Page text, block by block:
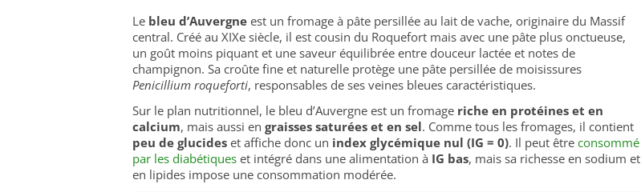
Le bleu d’Auvergne est un fromage à pâte persillée au lait de vache, originaire du Massif
central. Créé au XIXe siècle, il est cousin du Roquefort mais avec une pâte plus onctueuse,
un goût moins piquant et une saveur équilibrée entre douceur lactée et notes de
champignon. Sa croûte fine et naturelle protège une pâte persillée de moisissures
Penicillium roqueforti, responsables de ses veines bleues caractéristiques.
Sur le plan nutritionnel, le bleu d’Auvergne est un fromage riche en protéines et en
calcium, mais aussi en graisses saturées et en sel. Comme tous les fromages, il contient
peu de glucides et affiche donc un index glycémique nul (IG = 0). Il peut être consommé
par les diabétiques et intégré dans une alimentation à IG bas, mais sa richesse en sodium et
en lipides impose une consommation modérée.